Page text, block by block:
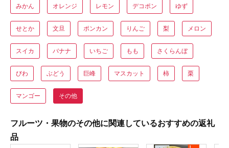
みかん オレンジ レモン デコポン ゆず
せとか 文旦 ポンカン りんご 梨 メロン
スイカ バナナ いちご もも さくらんぼ
びわ ぶどう 巨峰 マスカット 柿 栗
マンゴー その他
フルーツ・果物のその他に関連しているおすすめの返礼
品